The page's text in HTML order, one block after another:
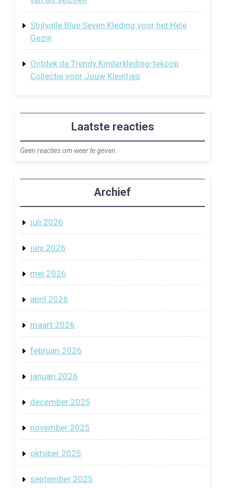
Stijlvolle Blue Seven Kleding voor het Hele
Gezin
Ontdek de Trendy Kinderkleding-tekoop
Collectie voor Jouw Kleintjes
Laatste reacties
Geen reacties om weer te geven.
Archief
juli 2026
juni 2026
mei 2026
april 2026
maart 2026
februari 2026
januari 2026
december 2025
november 2025
oktober 2025
september 2025